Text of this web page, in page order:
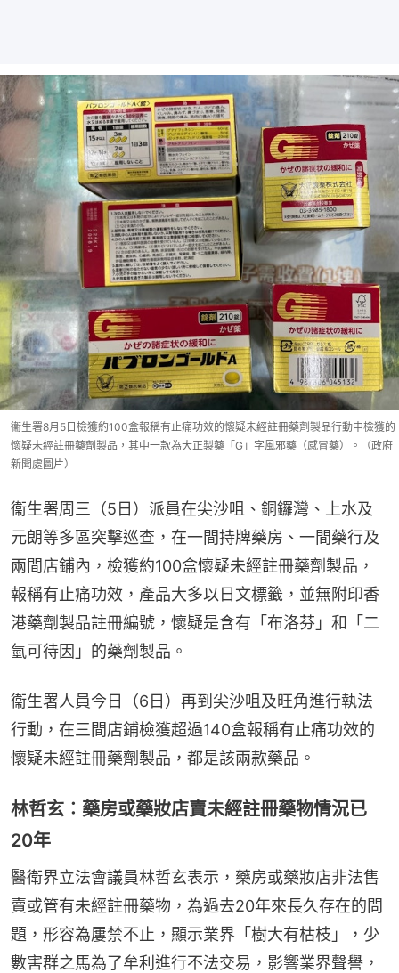
衞生署8月5日檢獲約100盒報稱有止痛功效的懷疑未經註冊藥劑製品行動中檢獲的
懷疑未經註冊藥劑製品，其中一款為大正製藥「G」字風邪藥（感冒藥）。（政府
新聞處圖片）
衞生署周三（5日）派員在尖沙咀、銅鑼灣、上水及
元朗等多區突擊巡查，在一間持牌藥房、一間藥行及
兩間店鋪內，檢獲約100盒懷疑未經註冊藥劑製品，
報稱有止痛功效，產品大多以日文標籤，並無附印香
港藥劑製品註冊編號，懷疑是含有「布洛芬」和「二
氫可待因」的藥劑製品。
衞生署人員今日（6日）再到尖沙咀及旺角進行執法
行動，在三間店鋪檢獲超過140盒報稱有止痛功效的
懷疑未經註冊藥劑製品，都是該兩款藥品。
林哲玄︰藥房或藥妝店賣未經註冊藥物情況已
20年
醫衛界立法會議員林哲玄表示，藥房或藥妝店非法售
賣或管有未經註冊藥物，為過去20年來長久存在的問
題，形容為屢禁不止，顯示業界「樹大有枯枝」，少
數害群之馬為了牟利進行不法交易，影響業界聲譽，